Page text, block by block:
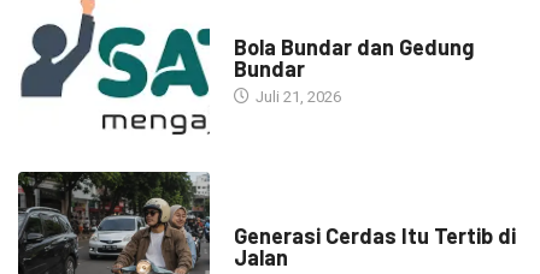
Bola Bundar dan Gedung
Bundar
Juli 21, 2026
Generasi Cerdas Itu Tertib di
Jalan